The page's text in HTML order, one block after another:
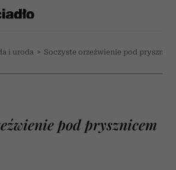
i uroda > Soczyste orzeźwienie pod
pod prysznicem